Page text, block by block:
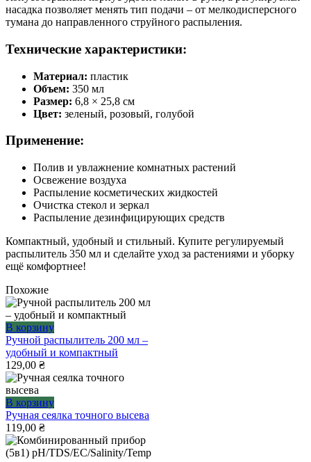
насадка позволяет менять тип подачи – от мелкодисперсного
тумана до направленного струйного распыления.
Технические характеристики:
Материал: пластик
Объем: 350 мл
Размер: 6,8 × 25,8 см
Цвет: зеленый, розовый, голубой
Применение:
Полив и увлажнение комнатных растений
Освежение воздуха
Распыление косметических жидкостей
Очистка стекол и зеркал
Распыление дезинфицирующих средств
Компактный, удобный и стильный. Купите регулируемый
распылитель 350 мл и сделайте уход за растениями и уборку
ещё комфортнее!
Похожие
В корзину
Ручной распылитель 200 мл –
удобный и компактный
129,00 ₴
В корзину
Ручная сеялка точного высева
119,00 ₴